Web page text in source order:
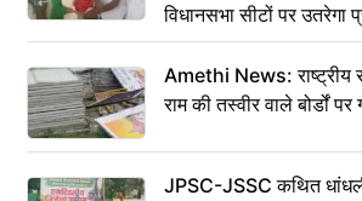
विधानसभा सीटों पर उतरेगा
Amethi News: राष्ट्रीय
राम की तस्वीर वाले बोर्डों
JPSC-JSSC कथित